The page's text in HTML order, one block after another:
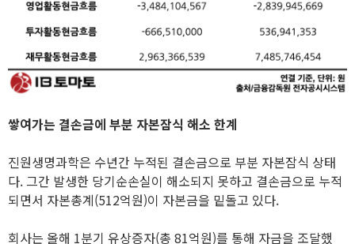
쌓여가는 결손금에 부분 자본잠식 해소 한계
진원생명과학은 수년간 누적된 결손금으로 부분 자본잠식 상태
다. 그간 발생한 당기순손실이 해소되지 못하고 결손금으로 누적
되면서 자본총계(512억원)이 자본금을 밑돌고 있다.
회사는 올해 1분기 유상증자(총 81억원)를 통해 자금을 조달했